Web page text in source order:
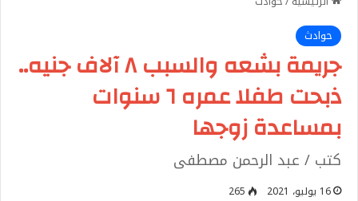
حوادث
جريمة بشعه والسبب ٨ آلاف جنيه..
ذبحت طفلا عمره ٦ سنوات
بمساعدة زوجها
كتب / عبد الرحمن مصطفى
16 يوليو، 2021 265